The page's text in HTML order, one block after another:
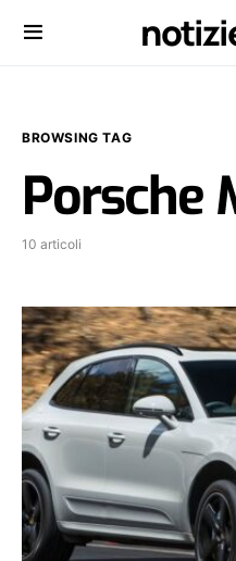
BROWSING TAG
Porsche
10 articoli